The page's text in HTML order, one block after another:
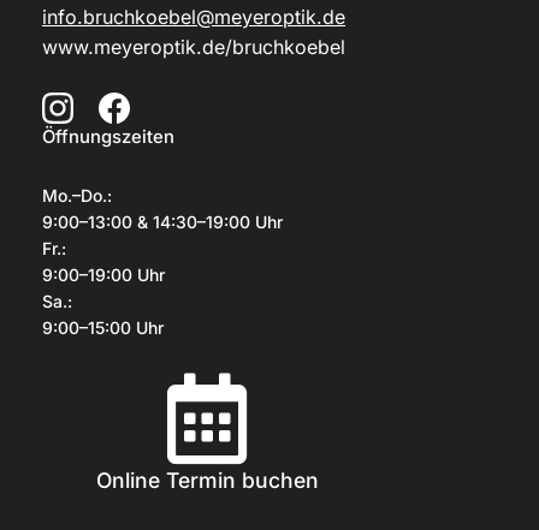
info.bruchkoebel@meyeroptik.de
www.meyeroptik.de/bruchkoebel
Öffnungszeiten
Mo.–Do.:
9:00–13:00 & 14:30–19:00 Uhr
Fr.:
9:00–19:00 Uhr
Sa.:
9:00–15:00 Uhr
Online Termin buchen